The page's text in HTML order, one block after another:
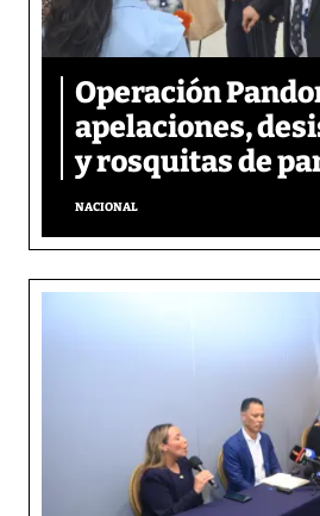
Operación
apelaciones,
y rosquitas de
NACIONAL